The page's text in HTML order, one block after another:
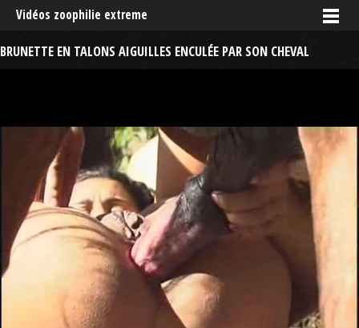
Vidéos zoophilie extreme
BRUNETTE EN TALONS AIGUILLES ENCULÉE PAR SON CHEVAL